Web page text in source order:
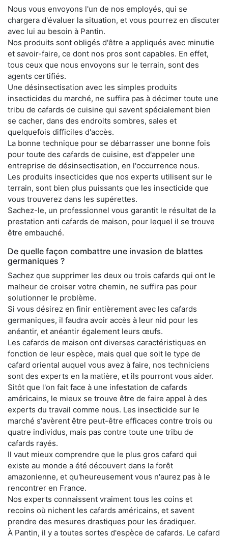
Nous vous envoyons l'un de nos employés, qui se
chargera d'évaluer la situation, et vous pourrez en discuter
avec lui au besoin à Pantin.
Nos produits sont obligés d'être a appliqués avec minutie
et savoir-faire, ce dont nos pros sont capables. En effet,
tous ceux que nous envoyons sur le terrain, sont des
agents certifiés.
Une désinsectisation avec les simples produits
insecticides du marché, ne suffira pas à décimer toute une
tribu de cafards de cuisine qui savent spécialement bien
se cacher, dans des endroits sombres, sales et
quelquefois difficiles d'accès.
La bonne technique pour se débarrasser une bonne fois
pour toute des cafards de cuisine, est d'appeler une
entreprise de désinsectisation, en l'occurrence nous.
Les produits insecticides que nos experts utilisent sur le
terrain, sont bien plus puissants que les insecticide que
vous trouverez dans les supérettes.
Sachez-le, un professionnel vous garantit le résultat de la
prestation anti cafards de maison, pour lequel il se trouve
être embauché.
De quelle façon combattre une invasion de blattes
germaniques ?
Sachez que supprimer les deux ou trois cafards qui ont le
malheur de croiser votre chemin, ne suffira pas pour
solutionner le problème.
Si vous désirez en finir entièrement avec les cafards
germaniques, il faudra avoir accès à leur nid pour les
anéantir, et anéantir également leurs œufs.
Les cafards de maison ont diverses caractéristiques en
fonction de leur espèce, mais quel que soit le type de
cafard oriental auquel vous avez à faire, nos techniciens
sont des experts en la matière, et ils pourront vous aider.
Sitôt que l'on fait face à une infestation de cafards
américains, le mieux se trouve être de faire appel à des
experts du travail comme nous. Les insecticide sur le
marché s'avèrent être peut-être efficaces contre trois ou
quatre individus, mais pas contre toute une tribu de
cafards rayés.
Il vaut mieux comprendre que le plus gros cafard qui
existe au monde a été découvert dans la forêt
amazonienne, et qu'heureusement vous n'aurez pas à le
rencontrer en France.
Nos experts connaissent vraiment tous les coins et
recoins où nichent les cafards américains, et savent
prendre des mesures drastiques pour les éradiquer.
À Pantin, il y a toutes sortes d'espèce de cafards. Le cafard